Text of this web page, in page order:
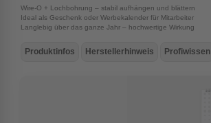
Weiterverarbeitung
Wire-O + Lochbohrung – stabil aufhängen und blättern
Ideal als Geschenk oder Werbekalender für Mitarbeiter
Langlebig über das ganze Jahr – hochwertige Wirkung
Produktinfos Herstellerhinweis Profiwissen